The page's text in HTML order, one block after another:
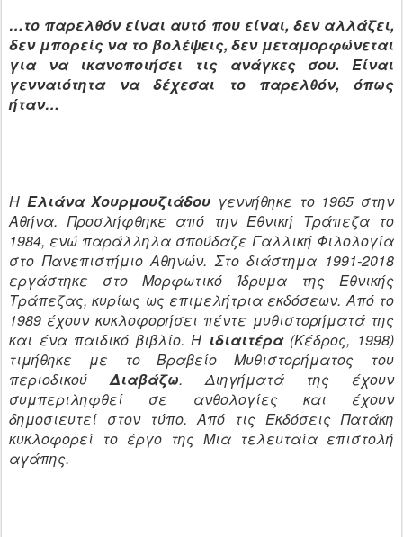
…το παρελθόν είναι αυτό που είναι, δεν αλλάζει,
δεν μπορείς να το βολέψεις, δεν μεταμορφώνεται
για να ικανοποιήσει τις ανάγκες σου. Είναι
γενναιότητα να δέχεσαι το παρελθόν, όπως
ήταν…
Η Ελιάνα Χουρμουζιάδου γεννήθηκε το 1965 στην
Αθήνα. Προσλήφθηκε από την Εθνική Τράπεζα το
1984, ενώ παράλληλα σπούδαζε Γαλλική Φιλολογία
στο Πανεπιστήμιο Αθηνών. Στο διάστημα 1991-2018
εργάστηκε στο Μορφωτικό Ίδρυμα της Εθνικής
Τράπεζας, κυρίως ως επιμελήτρια εκδόσεων. Από το
1989 έχουν κυκλοφορήσει πέντε μυθιστορήματά της
και ένα παιδικό βιβλίο. Η ιδιαιτέρα(Κέδρος, 1998)
τιμήθηκε με το Βραβείο Μυθιστορήματος του
περιοδικούΔιαβάζω. Διηγήματά της έχουν
συμπεριληφθεί σε ανθολογίες και έχουν
δημοσιευτεί στον τύπο. Από τις Εκδόσεις Πατάκη
κυκλοφορεί το έργο της Μια τελευταία επιστολή
αγάπης.